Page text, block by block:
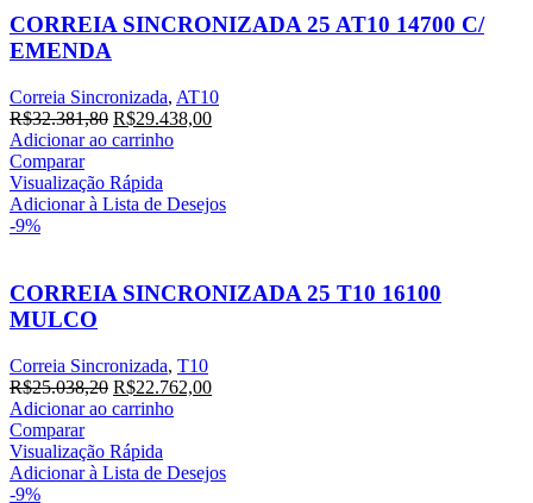
CORREIA SINCRONIZADA 25 AT10 14700 C/
EMENDA
Correia Sincronizada, AT10
R$32.381,80 O
preço
era:
R$32.381,80.
R$29.438,00O
R$29.438,00.
Adicionar ao carrinho
Comparar
Visualização Rápida
Adicionar à Lista de Desejos
-9%
CORREIA SINCRONIZADA 25 T10 16100
MULCO
Correia Sincronizada, T10
R$25.038,20 O
preço
era:
R$25.038,20.
R$22.762,00O
R$22.762,00.
Adicionar ao carrinho
Comparar
Visualização Rápida
Adicionar à Lista de Desejos
-9%